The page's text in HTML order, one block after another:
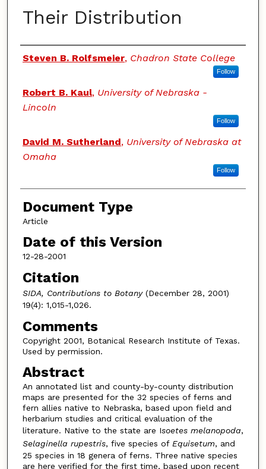
Their Distribution
Authors
Steven B. Rolfsmeier, Chadron State College
Follow
Robert B. Kaul, University of Nebraska -
Lincoln
Follow
David M. Sutherland, University of Nebraska at
Omaha
Follow
Document Type
Article
Date of this Version
12-28-2001
Citation
SIDA, Contributions to Botany(December 28, 2001)
19(4): 1,015-1,026.
Comments
Copyright 2001, Botanical Research Institute of Texas.
Used by permission.
Abstract
An annotated list and county-by-county distribution
maps are presented for the 32 species of ferns and
fern allies native to Nebraska, based upon field and
herbarium studies and critical evaluation of the
literature. Native to the state are Isoetes melanopoda,
Selaginella rupestris, five species of Equisetum, and
25 species in 18 genera of ferns. Three native species
are here verified for the first time, based upon recent